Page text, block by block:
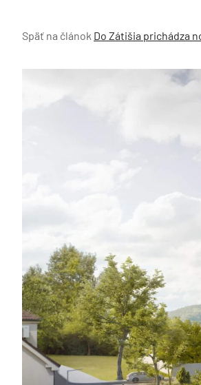
Späť na článok Do Zátišia prichádza